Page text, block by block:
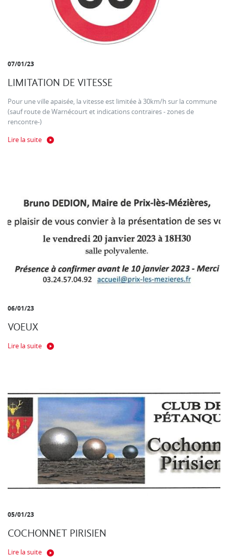
07/01/23
LIMITATION DE VITESSE
Pour une ville apaisée, la vitesse est limitée à 30km/h sur la commune
(sauf route de Warnécourt et indications contraires - zones de
rencontre-)
Lire la suite
06/01/23
VOEUX
Lire la suite
05/01/23
COCHONNET PIRISIEN
Lire la suite